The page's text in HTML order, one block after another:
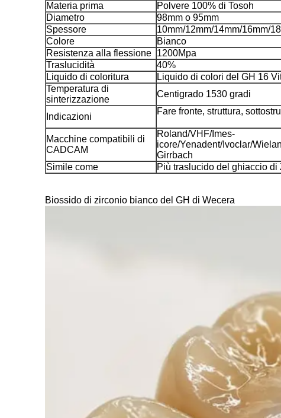
Materia prima
Polvere 100% di Tosoh
Diametro
98mm o 95mm
Spessore
10mm/12mm/14mm/16mm/
Colore
Bianco
Resistenza alla flessione 1200Mpa
Traslucidità
40%
Liquido di coloritura
Liquido di colori del GH 16
Temperatura di
sinterizzazione
Centigrado 1530 gradi
Indicazioni
Fare fronte, struttura,
Macchine compatibili di
CADCAM
Roland/VHF/Imes-
icore/Yenadent/Ivoclar/
Girrbach
Simile come
Più traslucido del ghiaccio di
Biossido di zirconio bianco del GH di Wecera